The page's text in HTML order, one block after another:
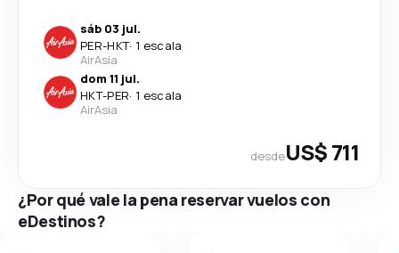
sáb 03 jul.
PER-HKT· 1 escala
AirAsia
dom 11 jul.
HKT-PER· 1 escala
AirAsia
desdeUS$ 711
¿Por qué vale la pena reservar vuelos con
eDestinos?